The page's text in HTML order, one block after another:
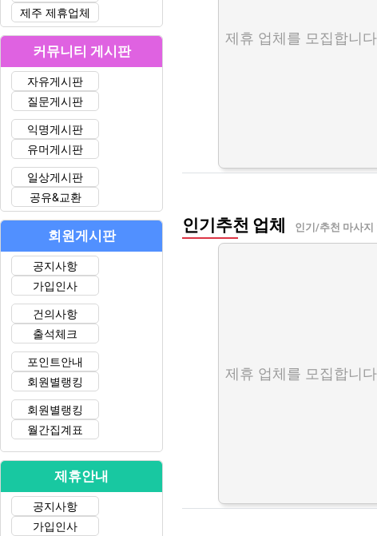
제휴 업체를 모집합니
인기추천 업체 인기/추천 마사지
제휴 업체를 모집합니
제주 제휴업체
커뮤니티 게시판
자유게시판
질문게시판
익명게시판
유머게시판
일상게시판
공유&교환
회원게시판
공지사항
가입인사
건의사항
출석체크
포인트안내
회원별랭킹
회원별랭킹
월간집계표
제휴안내
공지사항
가입인사